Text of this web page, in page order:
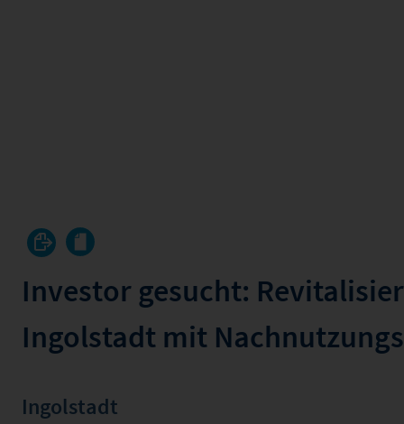
Investor gesucht:
Ingolstadt mit
Ingolstadt